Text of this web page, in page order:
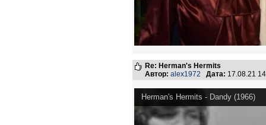
Re: Herman's Hermits
Автор: alex1972 Дата: 17.08.21
Herman's Hermits - Dandy (1966)